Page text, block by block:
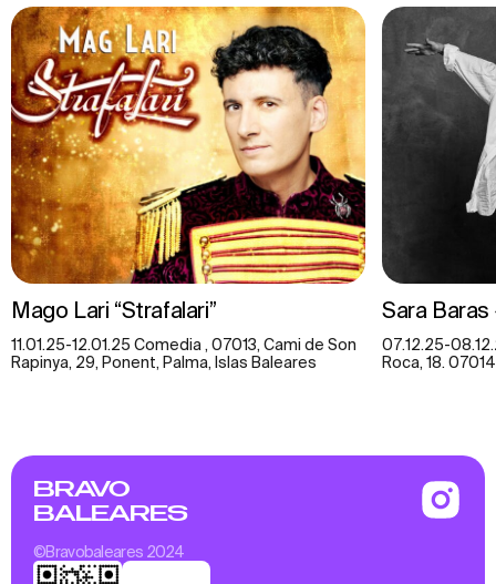
Mago Lari “Strafalari”
11.01.25-12.01.25 Comedia , 07013, Cami de Son
Rapinya, 29, Ponent, Palma, Islas Baleares
Sara Baras
07.12.25-
Roca, 18.
BRAVO
BALEARES
©Bravobaleares 2024